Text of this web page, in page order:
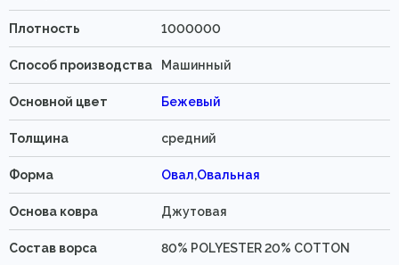
Плотность 1000000
Способ производства Машинный
Основной цвет Бежевый
Толщина средний
Форма Овал,Овальная
Основа ковра Джутовая
Состав ворса 80% POLYESTER 20% COTTON